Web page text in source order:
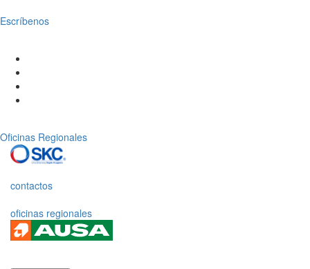
Escríbenos
Oficinas Regionales
contactos
oficinas regionales